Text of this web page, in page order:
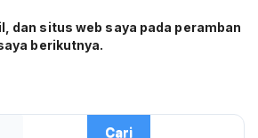
dan situs web saya pada peramban
berikutnya.